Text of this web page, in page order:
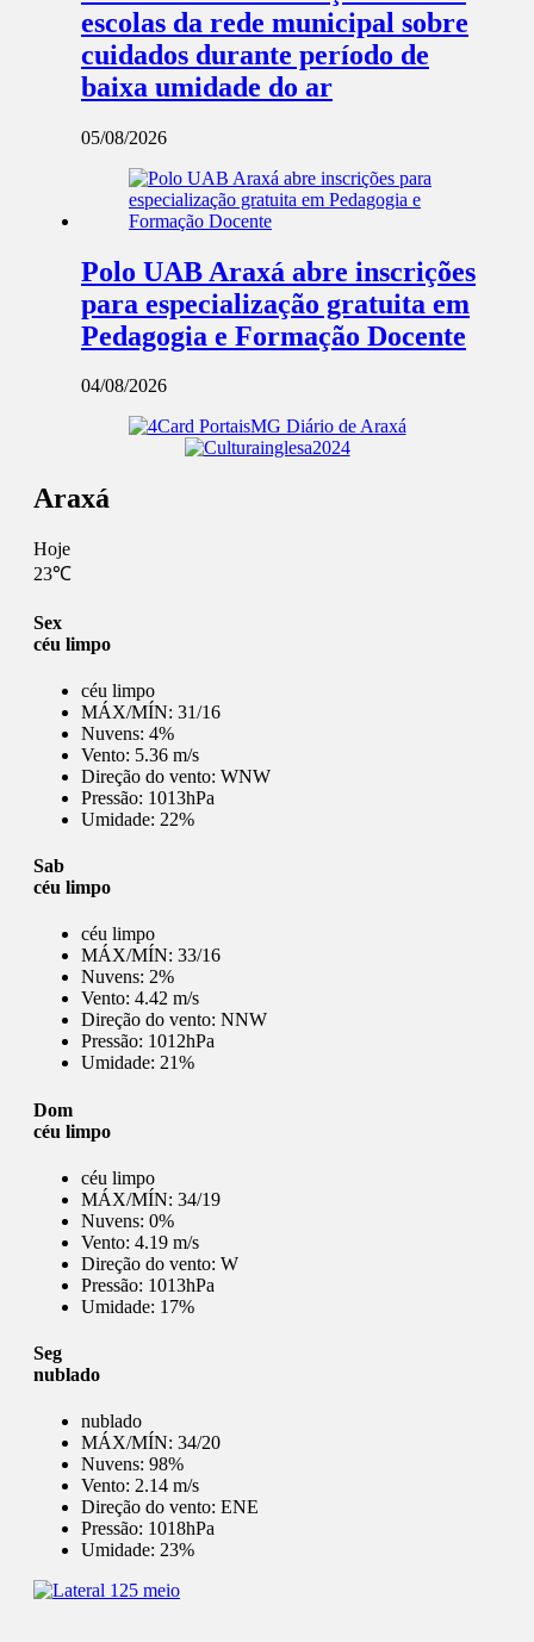
escolas da rede municipal sobre
cuidados durante período de
baixa umidade do ar
05/08/2026
Polo UAB Araxá abre inscrições
para especialização gratuita em
Pedagogia e Formação Docente
04/08/2026
Araxá
Hoje
23℃
Sex
céu limpo
céu limpo
MÁX/MÍN: 31/16
Nuvens: 4%
Vento: 5.36 m/s
Direção do vento: WNW
Pressão: 1013hPa
Umidade: 22%
Sab
céu limpo
céu limpo
MÁX/MÍN: 33/16
Nuvens: 2%
Vento: 4.42 m/s
Direção do vento: NNW
Pressão: 1012hPa
Umidade: 21%
Dom
céu limpo
céu limpo
MÁX/MÍN: 34/19
Nuvens: 0%
Vento: 4.19 m/s
Direção do vento: W
Pressão: 1013hPa
Umidade: 17%
Seg
nublado
nublado
MÁX/MÍN: 34/20
Nuvens: 98%
Vento: 2.14 m/s
Direção do vento: ENE
Pressão: 1018hPa
Umidade: 23%